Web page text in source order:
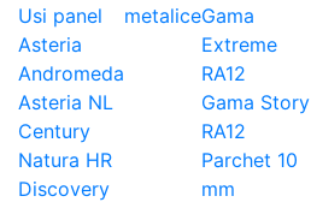
Usi panel
Asteria
Andromeda
Asteria NL
Century
Natura HR
Discovery
metaliceGama
Extreme
RA12
Gama Story
RA12
Parchet 10
mm